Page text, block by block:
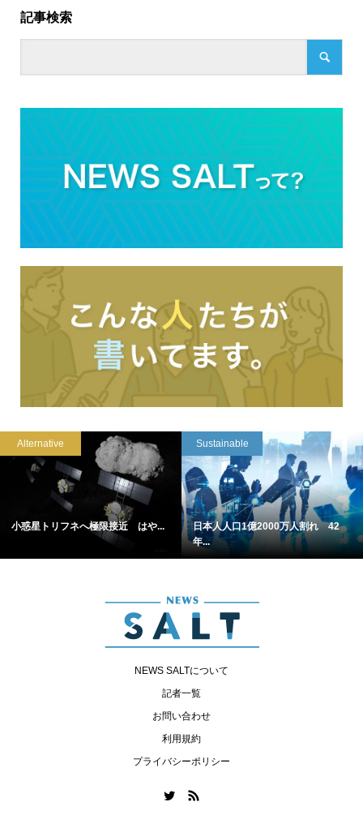
記事検索
Alternative
小惑星トリフネへ極限接近 はや...
Sustainable
日本人人口1億2000万人割れ 42
年...
NEWS SALTについて
記者一覧
お問い合わせ
利用規約
プライバシーポリシー